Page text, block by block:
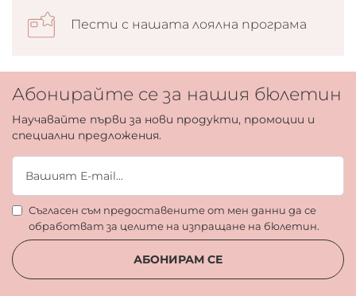
Пести с нашата лоялна програма
Абонирайте се за нашия бюлетин
Научавайте първи за нови продукти, промоции и
специални предложения.
Съгласен съм предоставените от мен данни да се
обработват за целите на изпращане на бюлетин.
АБОНИРАМ СЕ